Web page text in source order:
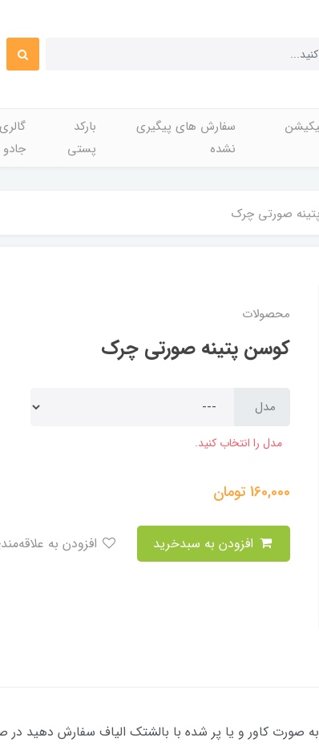
سفارش های پیگیری
نشده
بارکد
پستی
گالری
جادو
صورتی چرک
محصولات
کوسن پتینه صورتی چرک
مدل
مدل را انتخاب کنید.
160,000تومان
رو میتونید به صورت کاور و یا پر شده با بالشتک الیاف سفارش